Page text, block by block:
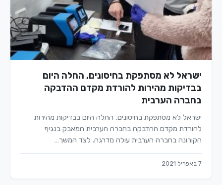
ישראל לא מסתפקת בחיסונים, החלה היום
בבדיקות מהירות להורדת מקדם ההדבקה
בחברה הערבית
ישראל לא מסתפקת בחיסונים, החלה היום בבדיקות מהירות
להורדת מקדם ההדבקה בחברה הערבית המאבק בנגיף
הקורונה בחברה הערבית עולה מדרגה. לצד המשך…
7 באפריל 2021